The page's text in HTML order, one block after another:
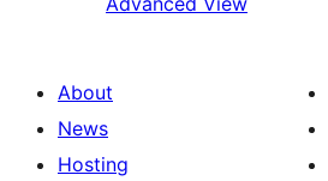
About
News
Hosting